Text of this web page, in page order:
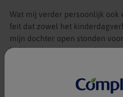
Wat mij verder persoonlijk ook
feit dat zowel het
mijn dochter open stonden
hebben dit samen met de
blended diet te kunnen geven.